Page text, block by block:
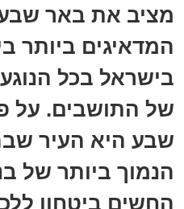
מציב את באר
המדאיגים ביותר
בישראל בכל
של התושבים. על
שבע היא העיר
החשים ביטחון